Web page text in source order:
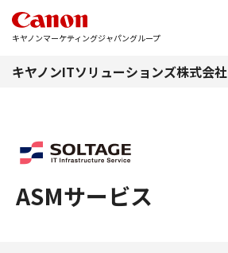
キヤノンマーケティングジャパングループ
キヤノンITソリューションズ株式会社
ASMサービス